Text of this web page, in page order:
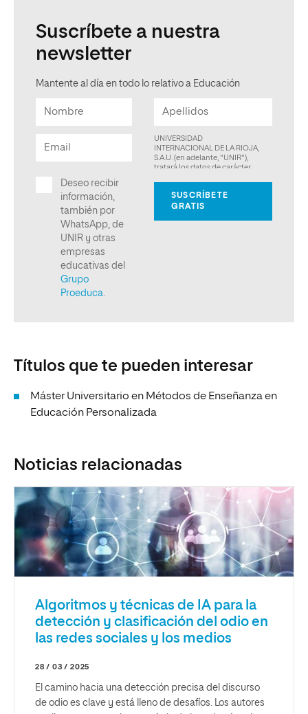
Suscríbete a nuestra
newsletter
Mantente al día en todo lo relativo a Educación
Títulos que te pueden interesar
Máster Universitario en Métodos de Enseñanza en
Educación Personalizada
Noticias relacionadas
Algoritmos y técnicas de IA para la
detección y clasificación del odio en
las redes sociales y los medios
28 / 03 / 2025
El camino hacia una detección precisa del discurso
de odio es clave y está lleno de desafíos. Los autores